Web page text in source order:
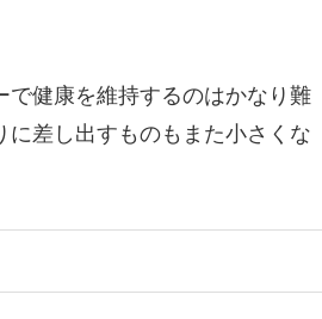
健康を維持するのはかなり難
差し出すものもまた小さくな